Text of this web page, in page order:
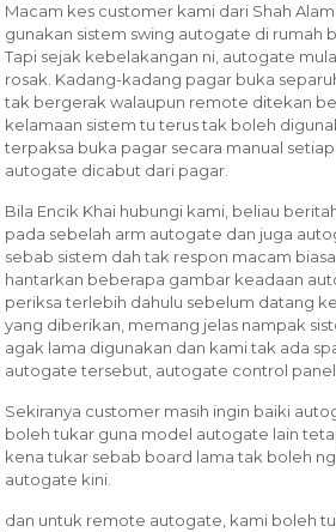
Macam kes customer kami dari Shah Alam
gunakan sistem swing autogate di rumah
Tapi sejak kebelakangan ni, autogate
rosak. Kadang-kadang pagar buka
tak bergerak walaupun remote ditekan
kelamaan sistem tu terus tak boleh
terpaksa buka pagar secara manual
autogate dicabut dari pagar.
Bila Encik Khai hubungi kami, beliau
pada sebelah arm autogate dan juga
sebab sistem dah tak respon macam
hantarkan beberapa gambar keadaan
periksa terlebih dahulu sebelum datang
yang diberikan, memang jelas nampak
agak lama digunakan dan kami tak ada
autogate tersebut, autogate control
Sekiranya customer masih ingin baiki
boleh tukar guna model autogate lain
kena tukar sebab board lama tak boleh
autogate kini.
dan untuk remote autogate, kami boleh